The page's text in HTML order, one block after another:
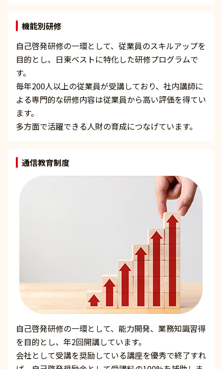
機能別研修
自己啓発研修の一環として、従業員のスキルアップを
目的とし、日東ベストに特化した研修プログラムで
す。
毎年200人以上の従業員が受講しており、社内講師に
よる専門的な研修内容は従業員から高い評価を得てい
ます。
多方面で活躍できる人財の育成につなげています。
通信教育制度
自己啓発研修の一環として、能力開発、業務知識習得
を目的とし、年2回開講しています。
会社として受講を奨励している講座を優秀で終了すれ